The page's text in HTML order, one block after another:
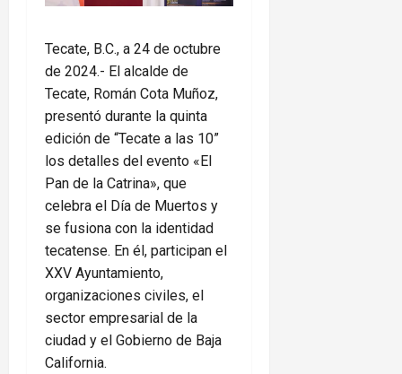
Tecate, B.C., a 24 de octubre
de 2024.- El alcalde de
Tecate, Román Cota Muñoz,
presentó durante la quinta
edición de “Tecate a las 10”
los detalles del evento «El
Pan de la Catrina», que
celebra el Día de Muertos y
se fusiona con la identidad
tecatense. En él, participan el
XXV Ayuntamiento,
organizaciones civiles, el
sector empresarial de la
ciudad y el Gobierno de Baja
California.